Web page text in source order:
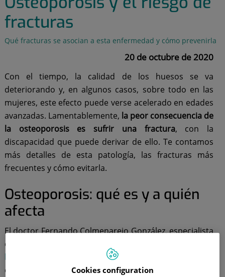
fracturas
Qué fracturas se asocian a esta enfermedad y cómo prevenirla
20 de octubre de 2020
Con el tiempo, la calidad de los huesos se va
deteriorando y, en algunos casos, sobre todo en las
mujeres, este efecto puede verse acelerado en edades
avanzadas. Lamentablemente, la peor consecuencia de
la osteoporosis es sufrir una fractura, con la
discapacidad que puede derivar de ello. Te contamos
más detalles de esta patología, las fracturas más
frecuentes y cómo evitarla.
Osteoporosis: qué es y a quién
afecta
El doctor Fernando Colmenarejo González, especialista
en
la Mujer del Hospital Quirónsalud Zaragoza
explica que "la osteoporosis es una enfermedad
Cookies configuration